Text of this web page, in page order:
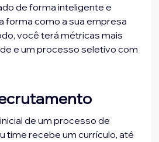
de forma inteligente e
forma como a sua empresa
você terá métricas mais
e um processo seletivo com
de um processo de
time recebe um currículo, até